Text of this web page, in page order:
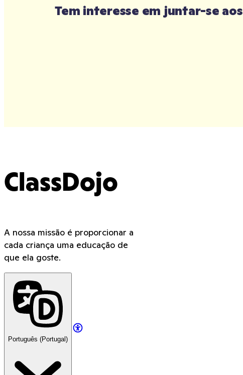
Tem interesse em juntar-se
ClassDojo
A nossa missão é proporcionar a
cada criança uma educação de
que ela goste.
Português (Portugal)